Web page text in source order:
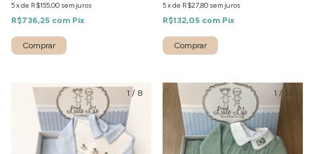
5xde R$155,00 sem juros
R$736,25 com Pix
Comprar
5xde R$27,80 sem juros
R$132,05 com Pix
1 / 8 1 / 10